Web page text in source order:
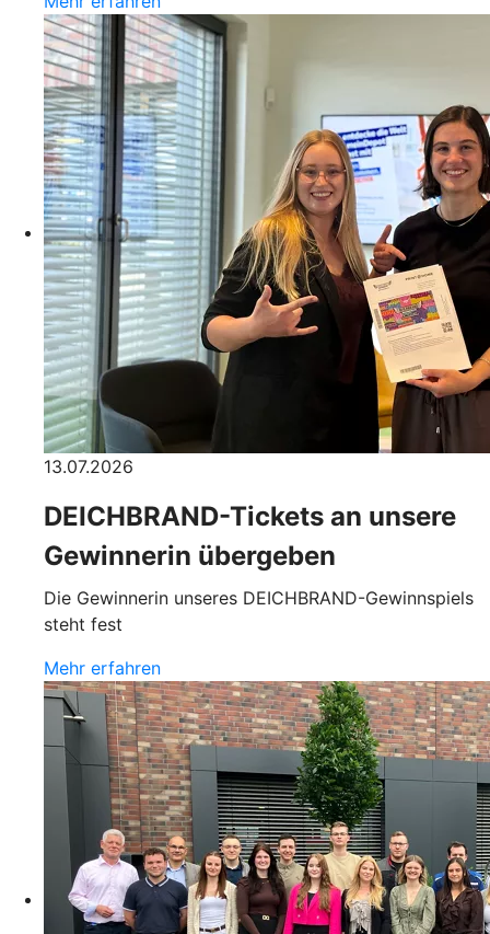
13.07.2026
DEICHBRAND-Tickets an unsere
Gewinnerin übergeben
Die Gewinnerin unseres DEICHBRAND-Gewinnspiels
steht fest
Mehr erfahren